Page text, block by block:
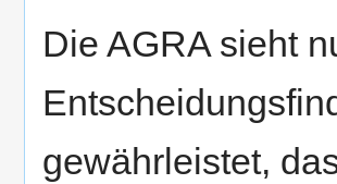
Die AGRA sieht
gewährleistet,